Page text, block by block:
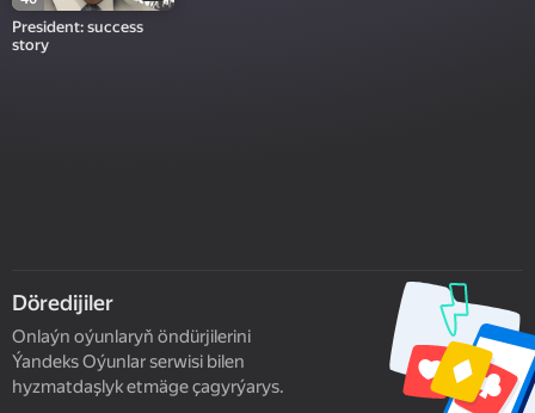
President: success
story
Döredijiler
Onlaýn oýunlaryň öndürjilerini
Ýandeks Oýunlar serwisi bilen
hyzmatdaşlyk etmäge çagyrýarys.